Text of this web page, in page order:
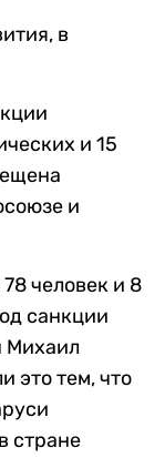
в
и 15
и
человек и 8
санкции
Михаил
это тем, что
стране